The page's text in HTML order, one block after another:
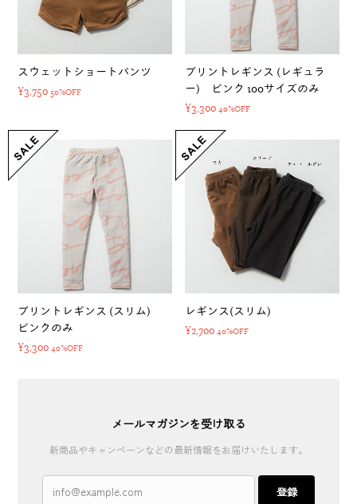
スウェットショートパンツ
¥3,750 50%OFF
プリントレギンス (レギュラ
ー) ピンク 100サイズのみ
¥3,300 40%OFF
プリントレギンス (スリム)
ピンクのみ
¥3,300 40%OFF
レギンス(スリム)
¥2,700 40%OFF
メールマガジンを受け取る
新商品やキャンペーンなどの最新情報をお届けいたします。
登録